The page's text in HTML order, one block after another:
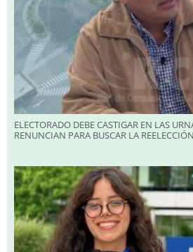
ELECTORADO DEBE CASTIGAR EN LAS
RENUNCIAN PARA BUSCAR LA